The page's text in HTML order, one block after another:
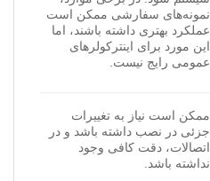
نمونه‌های سفارشی ممکن است
عملکرد بهتری داشته باشند، اما
این مورد برای اینترکولرهای
عمومی رایج نیست.
ممکن است نیاز به تغییرات
جزئی در نصب داشته باشد و در
اتصالات، دقت کافی وجود
نداشته باشد.